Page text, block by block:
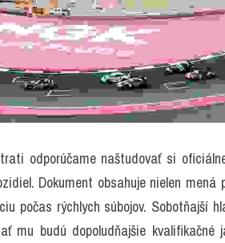
odporúčame naštudovať si
Dokument obsahuje nielen
počas rýchlych súbojov. Sobotňajší
mu budú dopoludňajšie